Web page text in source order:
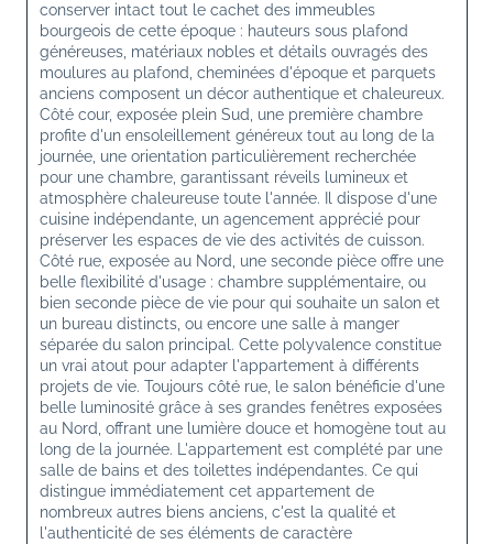
conserver intact tout le cachet des immeubles
bourgeois de cette époque : hauteurs sous plafond
généreuses, matériaux nobles et détails ouvragés des
moulures au plafond, cheminées d'époque et parquets
anciens composent un décor authentique et chaleureux.
Côté cour, exposée plein Sud, une première chambre
profite d'un ensoleillement généreux tout au long de la
journée, une orientation particulièrement recherchée
pour une chambre, garantissant réveils lumineux et
atmosphère chaleureuse toute l'année. Il dispose d'une
cuisine indépendante, un agencement apprécié pour
préserver les espaces de vie des activités de cuisson.
Côté rue, exposée au Nord, une seconde pièce offre une
belle flexibilité d'usage : chambre supplémentaire, ou
bien seconde pièce de vie pour qui souhaite un salon et
un bureau distincts, ou encore une salle à manger
séparée du salon principal. Cette polyvalence constitue
un vrai atout pour adapter l'appartement à différents
projets de vie. Toujours côté rue, le salon bénéficie d'une
belle luminosité grâce à ses grandes fenêtres exposées
au Nord, offrant une lumière douce et homogène tout au
long de la journée. L'appartement est complété par une
salle de bains et des toilettes indépendantes. Ce qui
distingue immédiatement cet appartement de
nombreux autres biens anciens, c'est la qualité et
l'authenticité de ses éléments de caractère